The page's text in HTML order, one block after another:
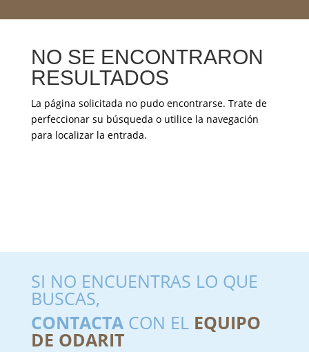
NO SE ENCONTRARON
RESULTADOS
La página solicitada no pudo encontrarse. Trate de
perfeccionar su búsqueda o utilice la navegación
para localizar la entrada.
SI NO ENCUENTRAS LO QUE
BUSCAS,
CONTACTACON EL EQUIPO
DE ODARIT